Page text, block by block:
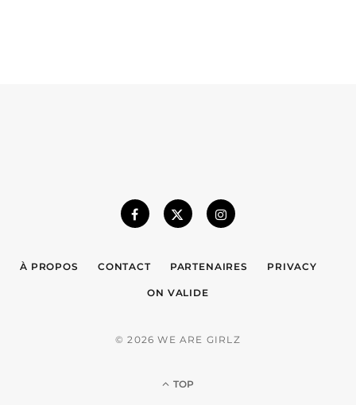
À PROPOS CONTACT PARTENAIRES PRIVACY
ON VALIDE
© 2026 WE ARE GIRLZ
TOP